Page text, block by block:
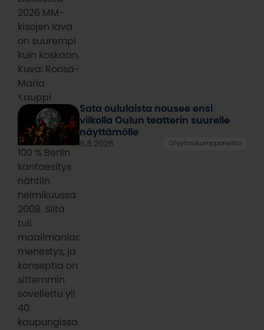
2026 MM-
kisojen lava
on suurempi
kuin koskaan.
Kuva: Roosa-
Maria
Kauppi
100 % Berlin
kantaesitys
nähtiin
helmikuussa
2008. Siitä
tuli
maailmanlaajuinen
menestys, ja
konseptia on
sittemmin
sovellettu yli
40
kaupungissa
Sata oululaista nousee ensi
viikolla Oulun teatterin suurelle
näyttämölle
6.8.2026 Ohjelmakumppaneilta